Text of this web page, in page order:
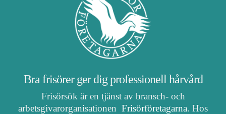
Bra frisörer ger dig professionell hårvård
Frisörsök är en tjänst av bransch- och
arbetsgivarorganisationen Frisörföretagarna. Hos